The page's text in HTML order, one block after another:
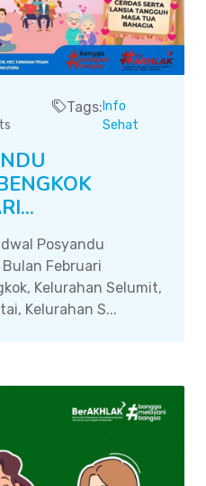
Tags: Info
Sehat
Posyandu
Februari
Kelurahan Selumit,
Kelurahan S...